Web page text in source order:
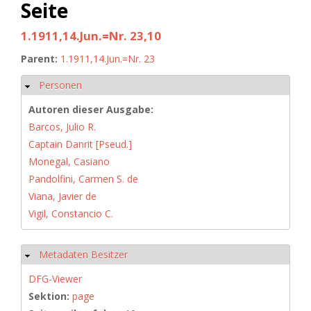
Seite
1.1911,14.Jun.=Nr. 23,10
Parent: 1.1911,14.Jun.=Nr. 23
Hide
Personen
Autoren dieser Ausgabe:
Barcos, Julio R.
Captain Danrit [Pseud.]
Monegal, Casiano
Pandolfini, Carmen S. de
Viana, Javier de
Vigil, Constancio C.
Hide
Metadaten Besitzer
DFG-Viewer
Sektion: page